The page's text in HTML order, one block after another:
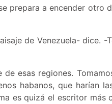
prepara a encender otro
de Venezuela- dice.
de esas regiones.
habanos, que harían
es quizá el escritor